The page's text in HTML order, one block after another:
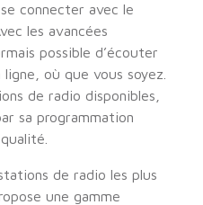
connecter avec le
les avancées
possible d’écouter
où que vous soyez.
de radio disponibles,
sa programmation
de radio les plus
une gamme